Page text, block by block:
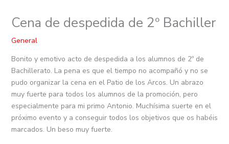
Cena de despedida de 2º Bachiller
General
Bonito y emotivo acto de despedida a los alumnos de 2º de
Bachillerato. La pena es que el tiempo no acompañó y no se
pudo organizar la cena en el Patio de los Arcos. Un abrazo
muy fuerte para todos los alumnos de la promoción, pero
especialmente para mi primo Antonio. Muchísima suerte en el
próximo evento y a conseguir todos los objetivos que os habéis
marcados. Un beso muy fuerte.
a
s